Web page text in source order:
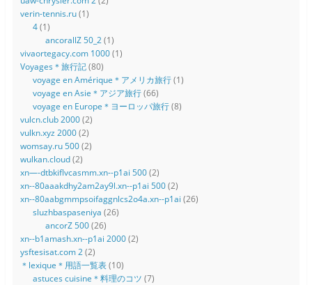
verin-tennis.ru(1)
4(1)
ancorallZ 50_2(1)
vivaortegacy.com 1000(1)
Voyages＊旅行記(80)
voyage en Amérique＊アメリカ旅行(1)
voyage en Asie＊アジア旅行(66)
voyage en Europe＊ヨーロッパ旅行(8)
vulcn.club 2000(2)
vulkn.xyz 2000(2)
womsay.ru 500(2)
wulkan.cloud(2)
xn—-dtbkiflvcasmm.xn--p1ai 500(2)
xn--80aaakdhy2am2ay9l.xn--p1ai 500(2)
xn--80aabgmmpsoifaggnlcs2o4a.xn--p1ai (26)
sluzhbaspaseniya (26)
ancorZ 500(26)
xn--b1amash.xn--p1ai 2000(2)
ysftesisat.com 2(2)
＊lexique＊用語一覧表(10)
astuces cuisine＊料理のコツ (7)